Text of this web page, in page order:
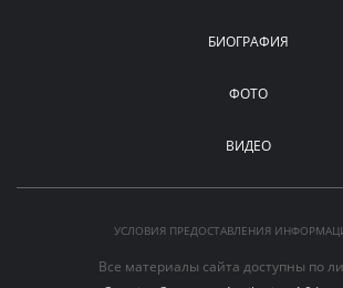
БИОГРАФИЯ
ФОТО
ВИДЕО
УСЛОВИЯ ПРЕДОСТАВЛЕНИЯ
Все материалы сайта доступны по